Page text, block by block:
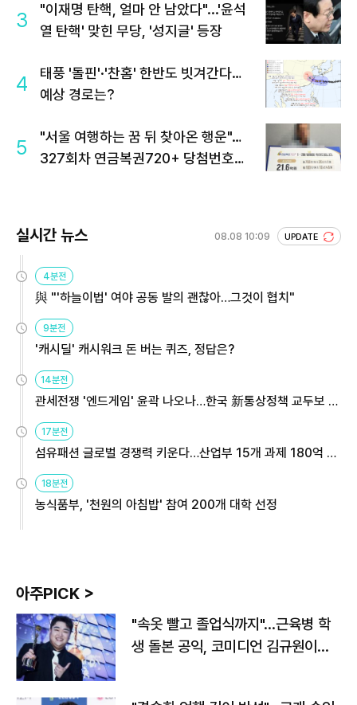
3
"이재명 탄핵, 얼마 안 남았다"...'윤석
열 탄핵' 맞힌 무당, '성지글' 등장
4
태풍 '돌핀'·'찬홈' 한반도 빗겨간다…
예상 경로는?
5
"서울 여행하는 꿈 뒤 찾아온 행운"…
327회차 연금복권720+ 당첨번호조
실시간 뉴스 08.08 10:09 UPDATE
4분전
與 "'하늘이법' 여야 공동 발의 괜찮아…그것이 협치"
9분전
'캐시딜' 캐시워크 돈 버는 퀴즈, 정답은?
14분전
관세전쟁 '엔드게임' 윤곽 나오나…한국 新통상정책 교두보 활
용해야
17분전
섬유패션 글로벌 경쟁력 키운다…산업부 15개 과제 180억 지
원
18분전
농식품부, '천원의 아침밥' 참여 200개 대학 선정
아주PICK >
"속옷 빨고 졸업식까지"…근육병 학
생 돌본 공익, 코미디언 김규원이었